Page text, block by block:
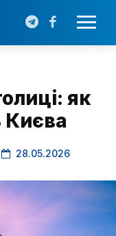
як
Києва
28.05.2026